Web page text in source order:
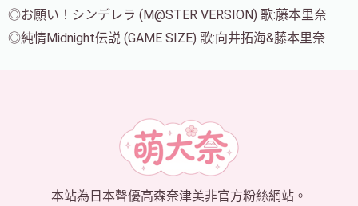
◎お願い！シンデレラ (M@STER VERSION) 歌:藤本里奈
◎純情Midnight伝説 (GAME SIZE) 歌:向井拓海&藤本里奈
本站為日本聲優高森奈津美非官方粉絲網站。